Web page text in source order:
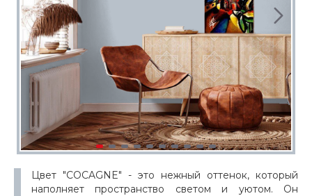
Цвет "COCAGNE" - это нежный оттенок, который
наполняет пространство светом и уютом. Он